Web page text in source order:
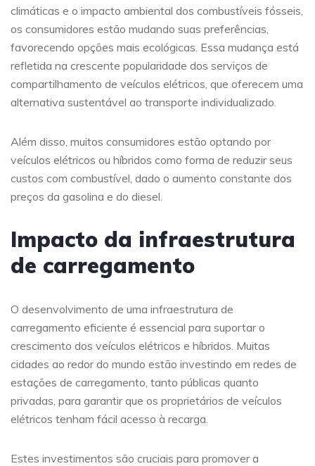
climáticas e o impacto ambiental dos combustíveis fósseis,
os consumidores estão mudando suas preferências,
favorecendo opções mais ecológicas. Essa mudança está
refletida na crescente popularidade dos serviços de
compartilhamento de veículos elétricos, que oferecem uma
alternativa sustentável ao transporte individualizado.
Além disso, muitos consumidores estão optando por
veículos elétricos ou híbridos como forma de reduzir seus
custos com combustível, dado o aumento constante dos
preços da gasolina e do diesel.
Impacto da infraestrutura
de carregamento
O desenvolvimento de uma infraestrutura de
carregamento eficiente é essencial para suportar o
crescimento dos veículos elétricos e híbridos. Muitas
cidades ao redor do mundo estão investindo em redes de
estações de carregamento, tanto públicas quanto
privadas, para garantir que os proprietários de veículos
elétricos tenham fácil acesso à recarga.
Estes investimentos são cruciais para promover a